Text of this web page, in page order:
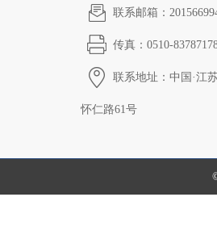
联系邮箱：
传真：0510-
联系地址：中国·江
怀仁路61号